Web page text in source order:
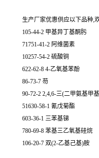
生产厂家优惠供应以下品种,
105-44-2 甲基异丁基酮肟
71751-41-2 阿维菌素
10257-54-2 硫酸铜
622-62-8 4-乙氧基苯酚
86-73-7 芴
90-72-2 2,4,6-三(二甲氨基甲
51630-58-1 氰戊菊酯
603-36-1 三苯基锑
780-69-8 苯基三乙氧基硅烷
106-20-7 双(2-乙基己基)胺